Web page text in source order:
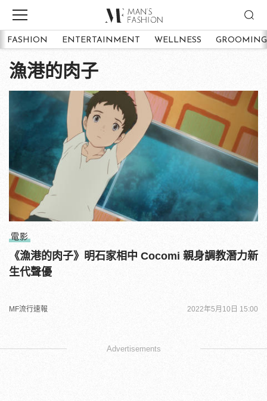
FASHION ENTERTAINMENT WELLNESS GROOMING
漁港的肉子
電影
《漁港的肉子》明石家相中 Cocomi 親身調教潛力新
生代聲優
MF流行速報 2022年5月10日 15:00
Advertisements